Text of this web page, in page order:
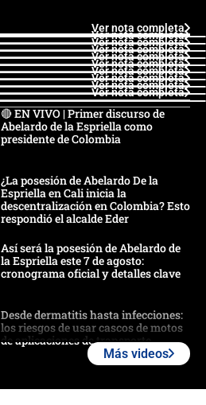
Ver nota completa
Ver nota completa
Ver nota completa
Ver nota completa
Ver nota completa
Ver nota completa
Ver nota completa
Ver nota completa
Ver nota completa
Ver nota completa
🔴 EN VIVO | Primer discurso de
Abelardo de la Espriella como
presidente de Colombia
¿La posesión de Abelardo De la
Espriella en Cali inicia la
descentralización en Colombia? Esto
respondió el alcalde Eder
Así será la posesión de Abelardo de
la Espriella este 7 de agosto:
cronograma oficial y detalles clave
Desde dermatitis hasta infecciones:
los riesgos de usar cascos de motos
de aplicaciones de transporte
Más videos